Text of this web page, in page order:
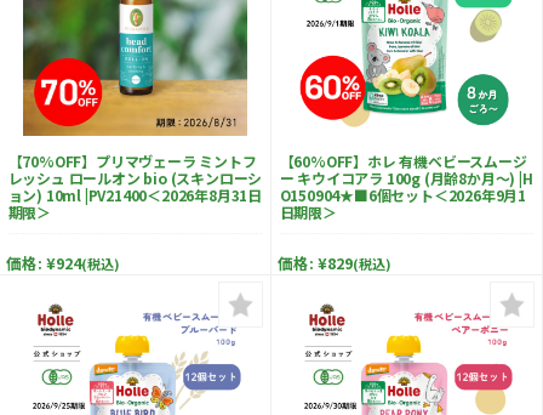
【70%OFF】プリマヴェーラ ミントフ
レッシュ ロールオン bio (スキンローシ
ョン) 10ml |PV21400＜2026年8月31日
期限＞
価格: ¥924(税込)
【60%OFF】ホレ 有機ベビースムージ
ー キウイコアラ 100g (月齢8か月～) |H
O150904★■6個セット＜2026年9月1
日期限＞
価格: ¥829(税込)